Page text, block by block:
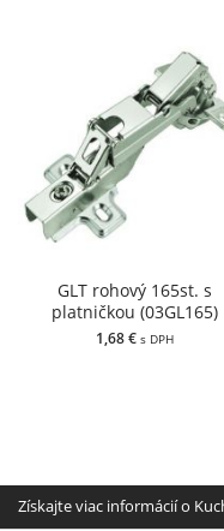
GLT rohový 165st. s
platničkou (03GL165)
1,68 € s DPH
Získajte viac informácií o